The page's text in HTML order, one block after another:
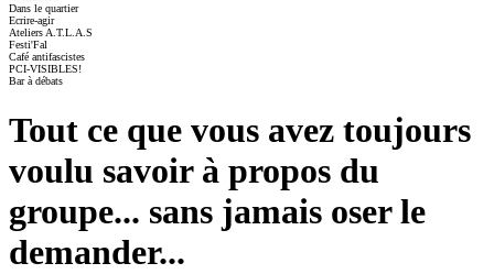
Dans le quartier
Ecrire-agir
Ateliers A.T.L.A.S
Festi'Fal
Café antifascistes
PCI-VISIBLES!
Bar à débats
Tout ce que vous avez toujours
voulu savoir à propos du
groupe... sans jamais oser le
demander...